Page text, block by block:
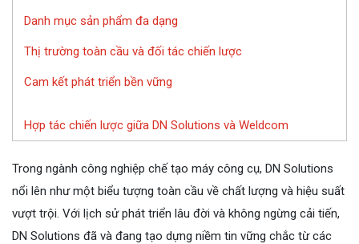
Danh mục sản phẩm đa dạng
Thị trường toàn cầu và đối tác chiến lược
Cam kết phát triển bền vững
Hợp tác chiến lược giữa DN Solutions và Weldcom
Trong ngành công nghiệp chế tạo máy công cụ, DN Solutions
nổi lên như một biểu tượng toàn cầu về chất lượng và hiệu suất
vượt trội. Với lịch sử phát triển lâu đời và không ngừng cải tiến,
DN Solutions đã và đang tạo dựng niềm tin vững chắc từ các